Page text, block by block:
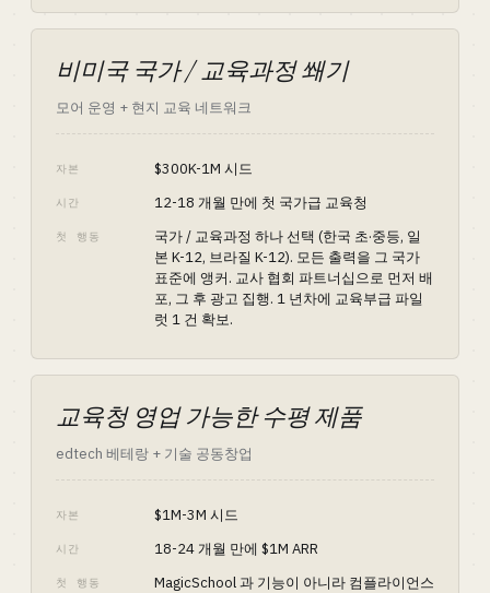
비미국 국가 / 교육과정 쐐기
모어 운영 + 현지 교육 네트워크
자본 $300K-1M 시드
시간 12-18 개월 만에 첫 국가급 교육청
첫 행동
국가 / 교육과정 하나 선택 (한국 초·중등, 일
본 K-12, 브라질 K-12). 모든 출력을 그 국가
표준에 앵커. 교사 협회 파트너십으로 먼저 배
포, 그 후 광고 집행. 1 년차에 교육부급 파일
럿 1 건 확보.
교육청 영업 가능한 수평 제품
edtech 베테랑 + 기술 공동창업
자본 $1M-3M 시드
시간 18-24 개월 만에 $1M ARR
첫 행동
MagicSchool 과 기능이 아니라 컴플라이언스